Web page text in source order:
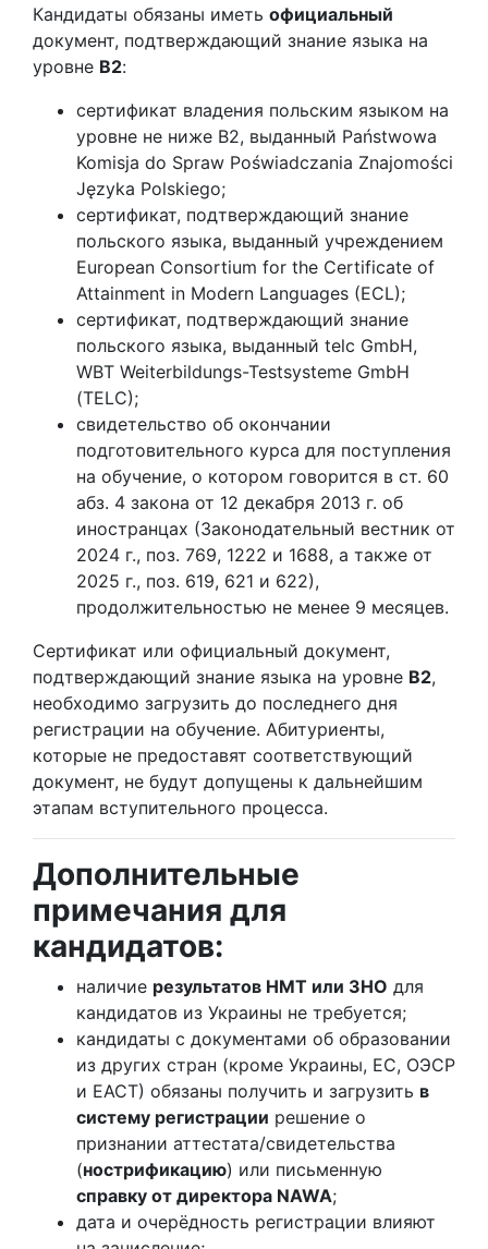
Кандидаты обязаны иметь официальный
документ, подтверждающий знание языка на
уровне B2:
сертификат владения польским языком на
уровне не ниже B2, выданный Państwowa
Komisja do Spraw Poświadczania Znajomości
Języka Polskiego;
сертификат, подтверждающий знание
польского языка, выданный учреждением
European Consortium for the Certificate of
Attainment in Modern Languages (ECL);
сертификат, подтверждающий знание
польского языка, выданный telc GmbH,
WBT Weiterbildungs-Testsysteme GmbH
(TELC);
свидетельство об окончании
подготовительного курса для поступления
на обучение, о котором говорится в ст. 60
абз. 4 закона от 12 декабря 2013 г. об
иностранцах (Законодательный вестник от
2024 г., поз. 769, 1222 и 1688, а также от
2025 г., поз. 619, 621 и 622),
продолжительностью не менее 9 месяцев.
Сертификат или официальный документ,
подтверждающий знание языка на уровне B2,
необходимо загрузить до последнего дня
регистрации на обучение. Абитуриенты,
которые не предоставят соответствующий
документ, не будут допущены к дальнейшим
этапам вступительного процесса.
Дополнительные
примечания для
кандидатов:
наличие результатов НМТ или ЗНО для
кандидатов из Украины не требуется;
кандидаты с документами об образовании
из других стран (кроме Украины, ЕС, ОЭСР
и ЕАСТ) обязаны получить и загрузить в
систему регистрации решение о
признании аттестата/свидетельства
(нострификацию) или письменную
справку от директора NAWA;
дата и очерёдность регистрации влияют